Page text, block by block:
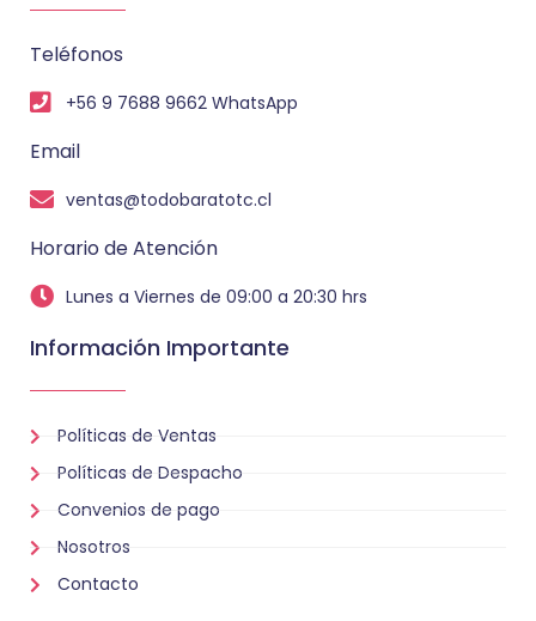
Teléfonos
+56 9 7688 9662 WhatsApp
Email
ventas@todobaratotc.cl
Horario de Atención
Lunes a Viernes de 09:00 a 20:30 hrs
Información Importante
Políticas de Ventas
Políticas de Despacho
Convenios de pago
Nosotros
Contacto